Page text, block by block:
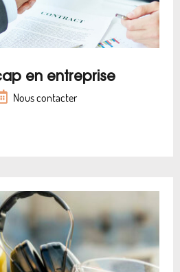
en entreprise
Nous contacter